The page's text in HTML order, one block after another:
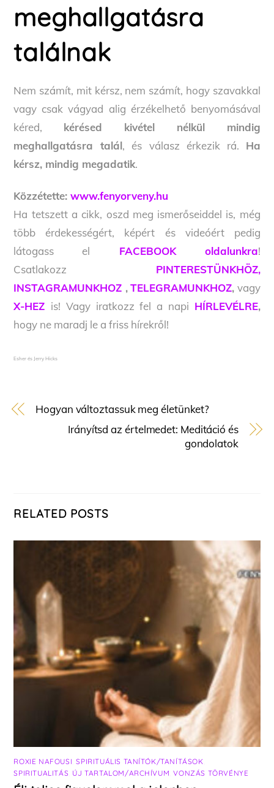
meghallgatásra
találnak
Nem számít, mit kérsz, nem számít, hogy szavakkal
vagy csak vágyad alig érzékelhető benyomásával
kéred, kérésed kivétel nélkül mindig
meghallgatásra talál, és válasz érkezik rá. Ha
kérsz, mindig megadatik.
Közzétette:www.fenyorveny.hu
Ha tetszett a cikk, oszd meg ismerőseiddel is, még
több érdekességért, képért és videóért pedig
látogass el
FACEBOOK oldalunkra!
Csatlakozz PINTERESTÜNKHÖZ,
INSTAGRAMUNKHOZ , TELEGRAMUNKHOZ, vagy
X-HEZ is! Vagy iratkozz fel a napi HÍRLEVÉLRE,
hogy ne maradj le a friss hírekről!
Esher és Jerry Hicks
Hogyan változtassuk meg életünket?
Irányítsd az értelmedet: Meditáció és
gondolatok
RELATED POSTS
ROXIE NAFOUSI ,SPIRITUÁLIS TANÍTÓK/TANÍTÁSOK
SPIRITUALITÁS ÚJ TARTALOM/ARCHÍVUM ,VONZÁS TÖRVÉNYE